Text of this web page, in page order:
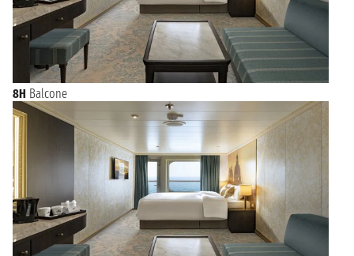
8H Balcone